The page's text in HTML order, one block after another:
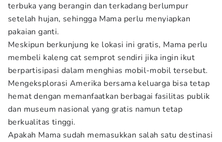
terbuka yang berangin dan terkadang berlumpur
setelah hujan, sehingga Mama perlu menyiapkan
pakaian ganti.
Meskipun berkunjung ke lokasi ini gratis, Mama perlu
membeli kaleng cat semprot sendiri jika ingin ikut
berpartisipasi dalam menghias mobil-mobil tersebut.
Mengeksplorasi Amerika bersama keluarga bisa tetap
hemat dengan memanfaatkan berbagai fasilitas publik
dan museum nasional yang gratis namun tetap
berkualitas tinggi.
Apakah Mama sudah memasukkan salah satu destinasi